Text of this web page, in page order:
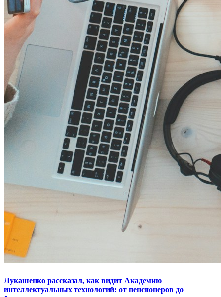
Лукашенко рассказал, как видит Академию
интеллектуальных технологий: от пенсионеров до